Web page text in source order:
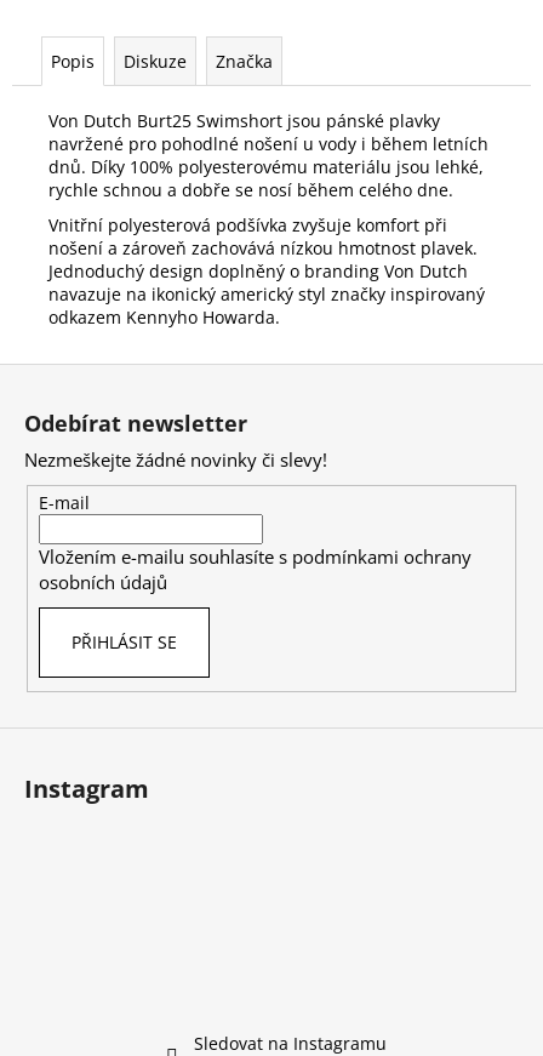
Popis Diskuze Značka
Von Dutch Burt25 Swimshort jsou pánské plavky
navržené pro pohodlné nošení u vody i během letních
dnů. Díky 100% polyesterovému materiálu jsou lehké,
rychle schnou a dobře se nosí během celého dne.
Vnitřní polyesterová podšívka zvyšuje komfort při
nošení a zároveň zachovává nízkou hmotnost plavek.
Jednoduchý design doplněný o branding Von Dutch
navazuje na ikonický americký styl značky inspirovaný
odkazem Kennyho Howarda.
Z
Odebírat newsletter
Nezmeškejte žádné novinky či slevy!
E-mail
Vložením e-mailu souhlasíte s podmínkami ochrany
osobních údajů
PŘIHLÁSIT SE
Instagram
Sledovat na Instagramu